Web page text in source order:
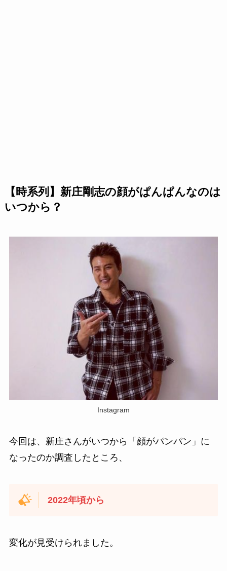
【時系列】新庄剛志の顔がぱんぱんなのは
いつから？
Instagram
今回は、新庄さんがいつから「顔がパンパン」に
なったのか調査したところ、
2022年頃から
変化が見受けられました。